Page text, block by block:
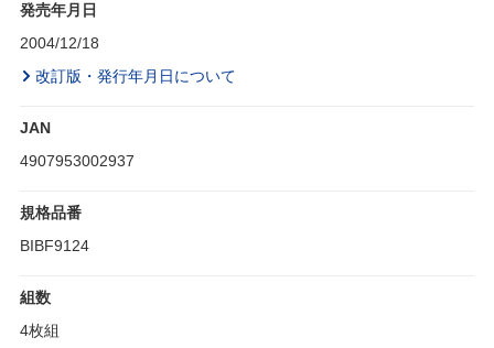
発売年月日
2004/12/18
改訂版・発行年月日について
JAN
4907953002937
規格品番
BIBF9124
組数
4枚組